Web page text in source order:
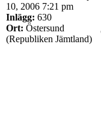
10, 2006 7:21 pm
Inlägg: 630
Ort: Östersund
(Republiken Jämtland)